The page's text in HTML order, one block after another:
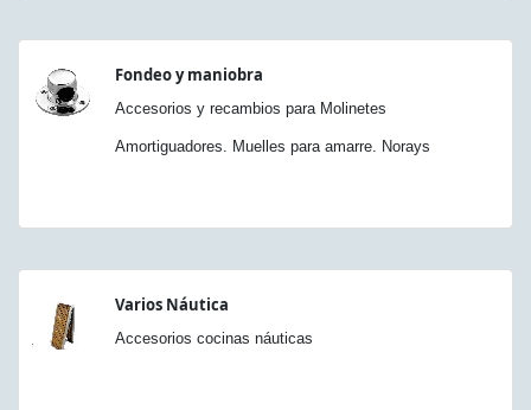
Fondeo y maniobra
Accesorios y recambios para Molinetes
Amortiguadores. Muelles para amarre. Norays
Varios Náutica
Accesorios cocinas náuticas